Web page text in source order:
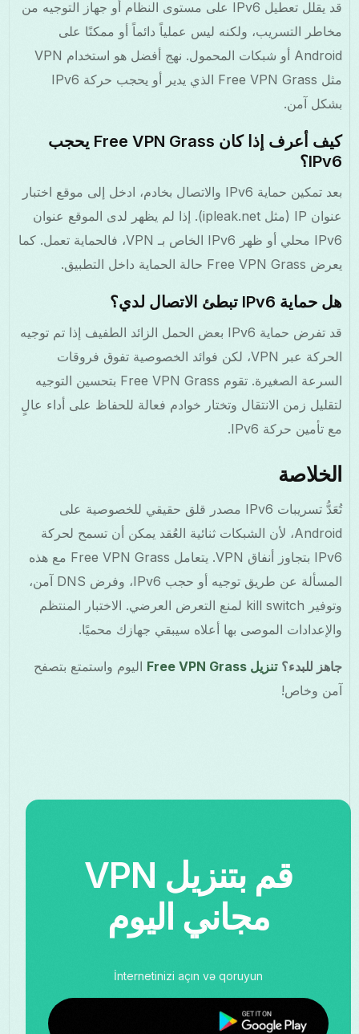
قد يقلل تعطيل IPv6 على مستوى النظام أو جهاز التوجيه من
مخاطر التسريب، ولكنه ليس عملياً دائماً أو ممكنًا على
Android أو شبكات المحمول. نهج أفضل هو استخدام VPN
مثل Free VPN Grass الذي يدير أو يحجب حركة IPv6
بشكل آمن.
كيف أعرف إذا كان Free VPN Grass يحجب
IPv6؟
بعد تمكين حماية IPv6 والاتصال بخادم، ادخل إلى موقع اختبار
عنوان IP (مثل ipleak.net). إذا لم يظهر لدى الموقع عنوان
IPv6 محلي أو ظهر IPv6 الخاص بـ VPN، فالحماية تعمل. كما
يعرض Free VPN Grass حالة الحماية داخل التطبيق.
هل حماية IPv6 تبطئ الاتصال لدي؟
قد تفرض حماية IPv6 بعض الحمل الزائد الطفيف إذا تم توجيه
الحركة عبر VPN، لكن فوائد الخصوصية تفوق فروقات
السرعة الصغيرة. تقوم Free VPN Grass بتحسين التوجيه
لتقليل زمن الانتقال وتختار خوادم فعالة للحفاظ على أداء عالٍ
مع تأمين حركة IPv6.
الخلاصة
تُعَدُّ تسريبات IPv6 مصدر قلق حقيقي للخصوصية على
Android، لأن الشبكات ثنائية العُقد يمكن أن تسمح لحركة
IPv6 بتجاوز أنفاق VPN. يتعامل Free VPN Grass مع هذه
المسألة عن طريق توجيه أو حجب IPv6، وفرض DNS آمن،
وتوفير kill switch لمنع التعرض العرضي. الاختبار المنتظم
والإعدادات الموصى بها أعلاه سيبقي جهازك محميًا.
جاهز للبدء؟ تنزيل Free VPN Grass
اليوم واستمتع بتصفح
آمن وخاص!
قم بتنزيل VPN
مجاني اليوم
İnternetinizi açın və qoruyun